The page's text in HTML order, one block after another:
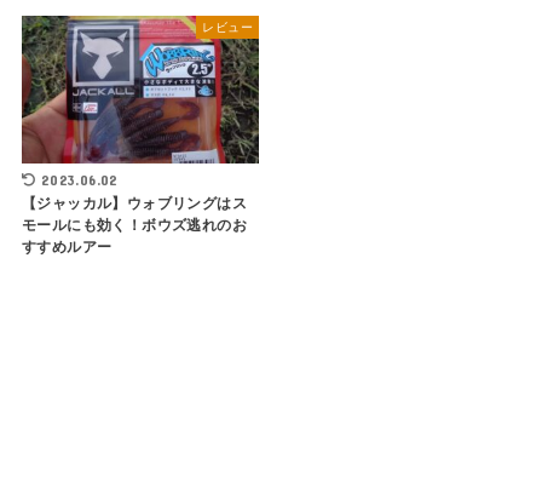
レビュー
2023.06.02
【ジャッカル】ウォブリングはス
モールにも効く！ボウズ逃れのお
すすめルアー